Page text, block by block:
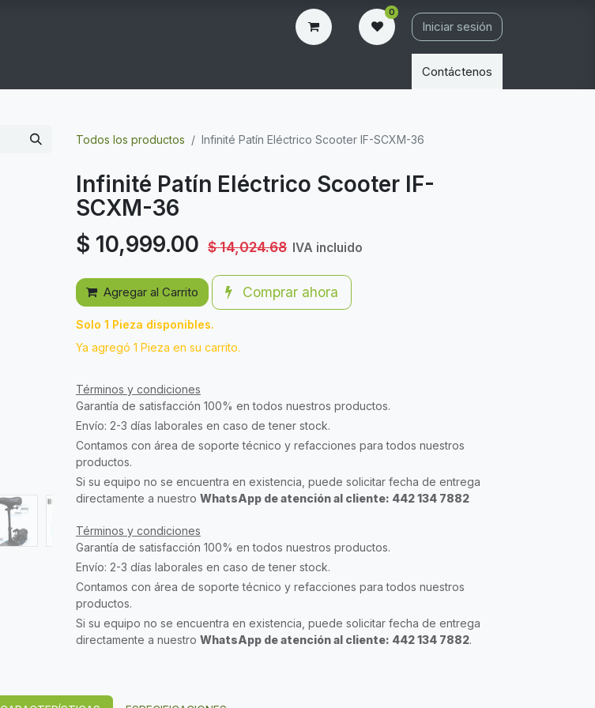
0
Iniciar sesión
Contáctenos
Todos los productos Infinité Patín Eléctrico Scooter IF-SCXM-36
Infinité Patín Eléctrico Scooter IF-
SCXM-36
$ 10,999.00 $14,024.68 IVA incluido
Agregar al Carrito Comprar ahora
Solo 1 Pieza disponibles.
Ya agregó 1 Pieza en su carrito.
Términos y condiciones
Garantía de satisfacción 100% en todos nuestros productos.
Envío: 2-3 días laborales en caso de tener stock.
Contamos con área de soporte técnico y refacciones para todos nuestros
productos.
Si su equipo no se encuentra en existencia, puede solicitar fecha de entrega
directamente a nuestro WhatsApp de atención al cliente: 442 134 7882
Términos y condiciones
Garantía de satisfacción 100% en todos nuestros productos.
Envío: 2-3 días laborales en caso de tener stock.
Contamos con área de soporte técnico y refacciones para todos nuestros
productos.
Si su equipo no se encuentra en existencia, puede solicitar fecha de entrega
directamente a nuestro WhatsApp de atención al cliente: 442 134 7882.